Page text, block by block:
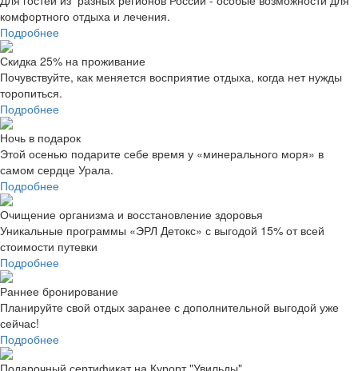
комфортного отдыха и лечения.
Подробнее
Скидка 25% на проживание
Почувствуйте, как меняется восприятие отдыха, когда нет нужды
торопиться.
Подробнее
Ночь в подарок
Этой осенью подарите себе время у «минерального моря» в
самом сердце Урала.
Подробнее
Очищение организма и восстановление здоровья
Уникальные программы «ЭРЛ Детокс» с выгодой 15% от всей
стоимости путевки
Подробнее
Раннее бронирование
Планируйте свой отдых заранее с дополнительной выгодой уже
сейчас!
Подробнее
Подарочный сертификат на Курорт "Увильды"